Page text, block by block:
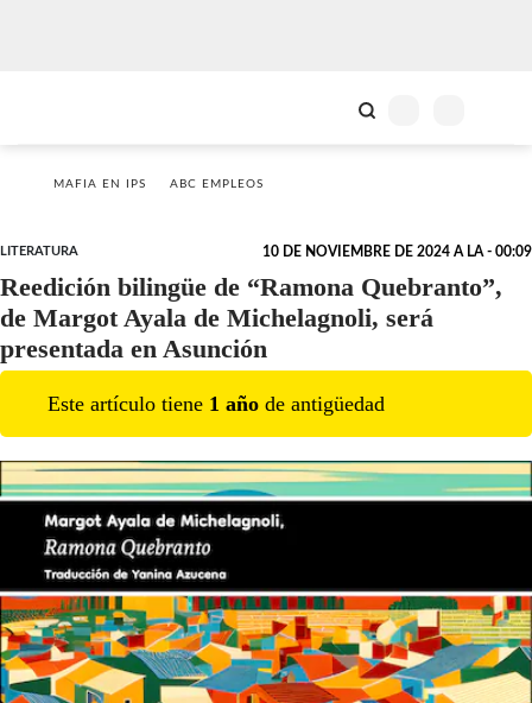
MAFIA EN IPS ABC EMPLEOS
LITERATURA 10 DE NOVIEMBRE DE 2024 A LA - 00:09
Reedición bilingüe de “Ramona Quebranto”,
de Margot Ayala de Michelagnoli, será
presentada en Asunción
Este artículo tiene 1 año de antigüedad